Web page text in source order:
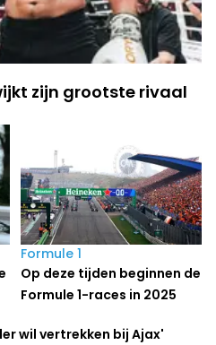
zijn grootste rivaal
Formule 1
Op deze tijden beginnen de
Formule 1-races in 2025
wil vertrekken bij Ajax'